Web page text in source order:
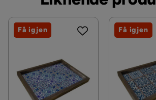
Farge
Serie
Vil du gjøre din leveranse enklere? Vi
tilleggstjenester som eksempelvis
tilleggstjenester vises, kan vi
disse for ditt postnummer og valgte
Les våreKjøpsvilkår for mer
Kontakt kundeservice
Få igjen Få igjen